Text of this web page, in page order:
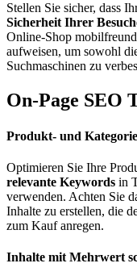
Stellen Sie sicher, dass
Sicherheit Ihrer
Online-Shop
aufweisen, um sowohl
Suchmaschinen zu
On-Page SEO
Produkt- und
Optimieren Sie Ihre
relevante Keywords in
verwenden. Achten Sie
Inhalte zu erstellen, die
zum Kauf anregen​.
Inhalte mit Mehrwert